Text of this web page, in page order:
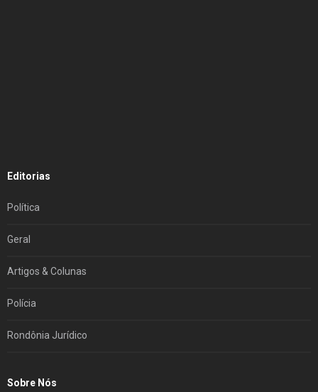
Editorias
Política
Geral
Artigos & Colunas
Polícia
Rondônia Jurídico
Sobre Nós